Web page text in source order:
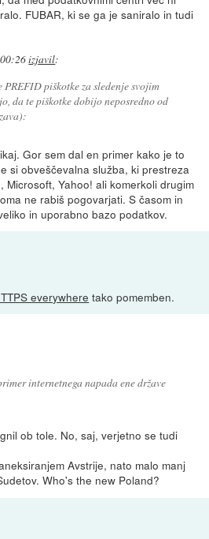
FUBAR, ki se ga je saniralo in tudi
izjavil:
piškotke za sledenje svojim
da te piškotke dobijo neposredno od
Gor sem dal en primer kako je to
si obveščevalna služba, ki prestreza
Microsoft, Yahoo! ali komerkoli drugim
ne rabiš pogovarjati. S časom in
in uporabno bazo podatkov.
everywhere tako pomemben.
internetnega napada ene države
ob tole. No, saj, verjetno se tudi
Avstrije, nato malo manj
Who's the new Poland?